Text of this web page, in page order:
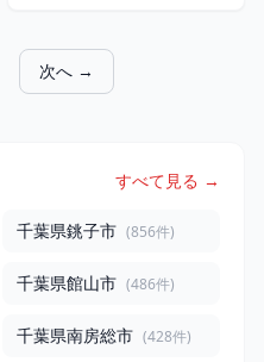
次へ →
すべて見る →
千葉県銚子市 (856件)
千葉県館山市 (486件)
千葉県南房総市 (428件)